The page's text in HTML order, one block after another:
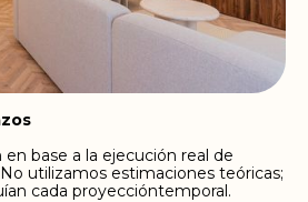
en base a la ejecución real de
utilizamos estimaciones teóricas;
cada proyeccióntemporal.